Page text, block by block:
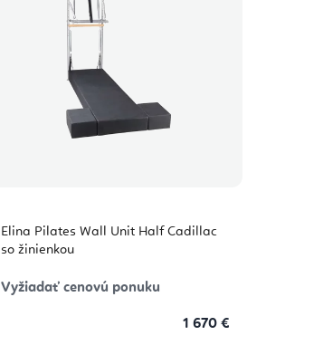
Elina Pilates Wall Unit Half Cadillac
so žinienkou
Vyžiadať cenovú ponuku
1 670 €